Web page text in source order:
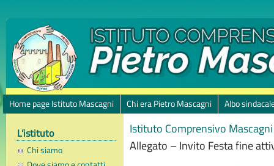
Home page Istituto Mascagni Chi era Pietro Mascagni Albo
L’istituto
Chi siamo
Istituto Comprensivo
Allegato – Invito Festa fine